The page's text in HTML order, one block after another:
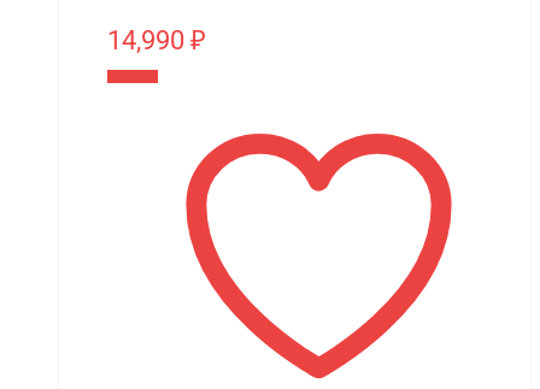
14,990 ₽